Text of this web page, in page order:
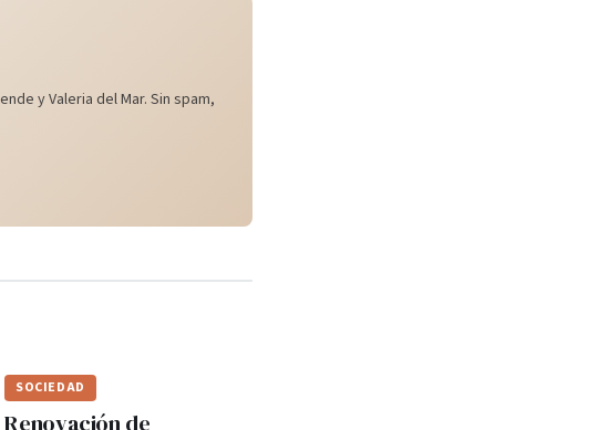
y Valeria del Mar. Sin spam,
SOCIEDAD
Renovación de